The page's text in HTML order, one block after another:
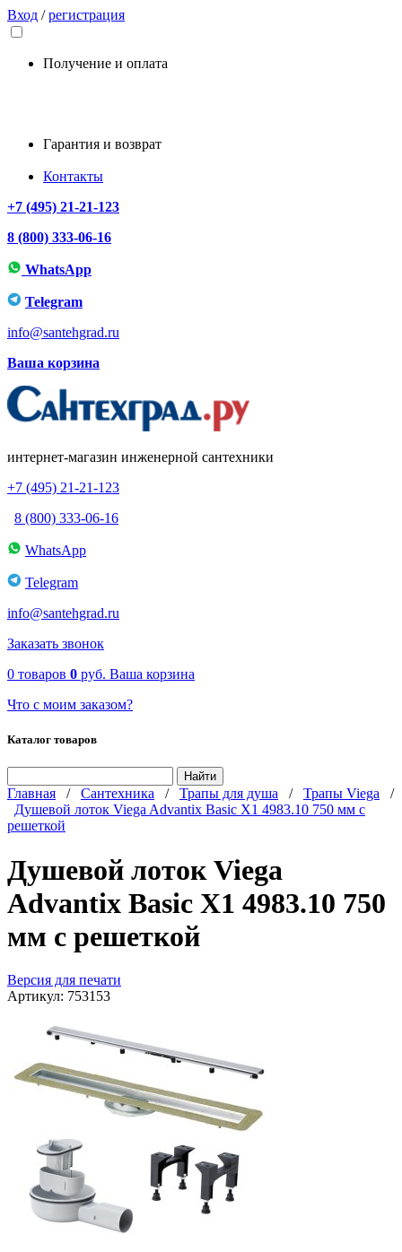
Вход /регистрация
Получение и оплата
Гарантия и возврат
Контакты
+7 (495) 21-21-123
8 (800) 333-06-16
WhatsApp
Telegram
info@santehgrad.ru
Ваша корзина
интернет-магазин инженерной сантехники
+7 (495) 21-21-123
8 (800) 333-06-16
WhatsApp
Telegram
info@santehgrad.ru
Заказать звонок
0 товаров 0 руб. Ваша корзина
Что с моим заказом?
Каталог товаров
Главная / Сантехника / Трапы для душа / Трапы Viega /
Душевой лоток Viega Advantix Basic X1 4983.10 750 мм с
решеткой
Душевой лоток Viega
Advantix Basic X1 4983.10 750
мм с решеткой
Версия для печати
Артикул: 753153